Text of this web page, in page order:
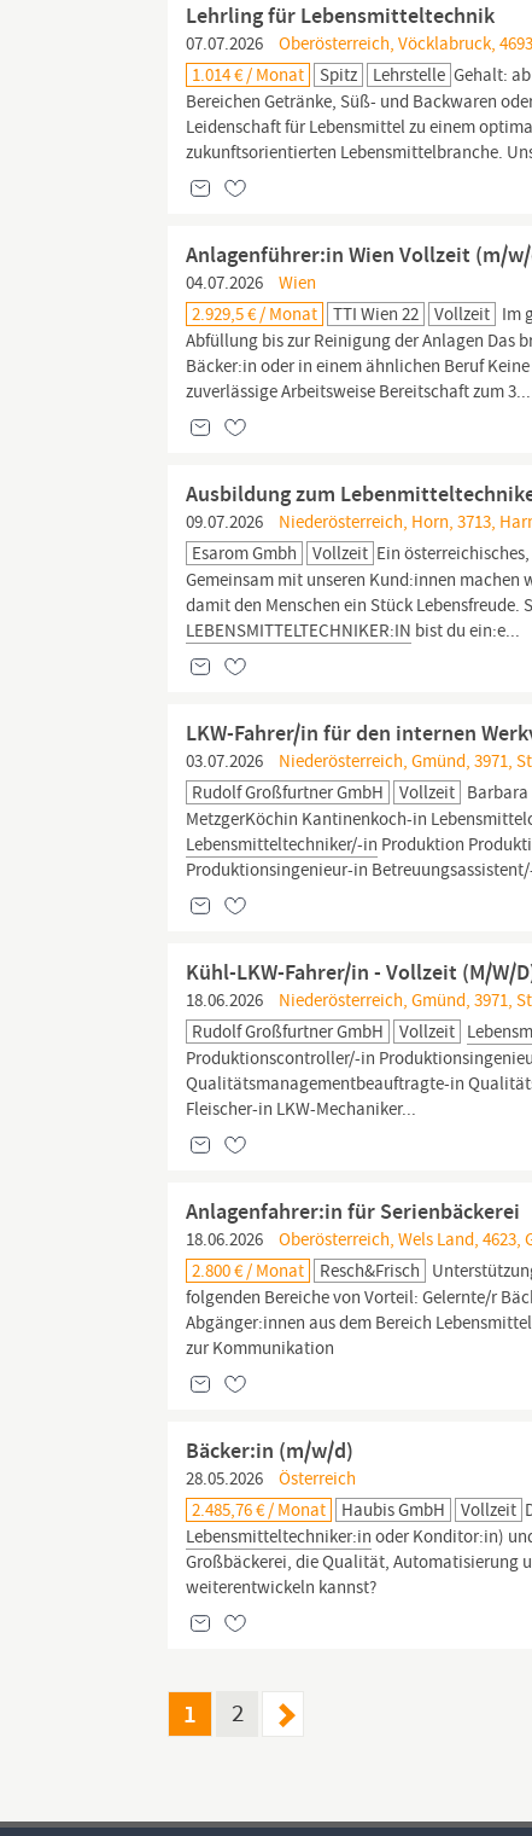
Lehrling für Lebensmitteltechnik
07.07.2026
Oberösterreich, Vöcklabruck,
1.014 € / Monat
Spitz Lehrstelle Gehalt:
Bereichen Getränke, Süß- und Backwaren
Leidenschaft für Lebensmittel zu einem
zukunftsorientierten Lebensmittelbranche.
Anlagenführer:in Wien Vollzeit (m/
04.07.2026
Wien
2.929,5 € / Monat
TTI Wien 22 Vollzeit Im
Abfüllung bis zur Reinigung der Anlagen Das
Bäcker:in oder in einem ähnlichen Beruf
zuverlässige Arbeitsweise Bereitschaft zum 3...
Ausbildung zum
09.07.2026
Niederösterreich, Horn, 3713,
Esarom Gmbh
Vollzeit Ein
Gemeinsam mit unseren Kund:innen machen
damit den Menschen ein Stück Lebensfreude.
LEBENSMITTELTECHNIKER:IN bist du ein:e...
LKW-Fahrer/in für den internen
03.07.2026
Niederösterreich, Gmünd, 3971,
Rudolf Großfurtner GmbH
Vollzeit Barbara
MetzgerKöchin Kantinenkoch-in
Lebensmitteltechniker/-in Produktion
Produktionsingenieur-in
Kühl-LKW-Fahrer/in - Vollzeit (M/W/
18.06.2026
Niederösterreich, Gmünd, 3971,
Rudolf Großfurtner GmbH
Vollzeit
Produktionscontroller/-in
Qualitätsmanagementbeauftragte-in
Fleischer-in LKW-Mechaniker...
Anlagenfahrer:in für Serienbäckerei
18.06.2026
Oberösterreich, Wels Land, 4623,
2.800 € / Monat
Resch&Frisch
folgenden Bereiche von Vorteil: Gelernte/r
Abgänger:innen aus dem Bereich
zur Kommunikation
Bäcker:in (m/w/d)
28.05.2026
Österreich
2.485,76 € / Monat
Haubis GmbH Vollzeit
Lebensmitteltechniker:in oder Konditor:in)
Großbäckerei, die Qualität, Automatisierung
weiterentwickeln kannst?
1 2